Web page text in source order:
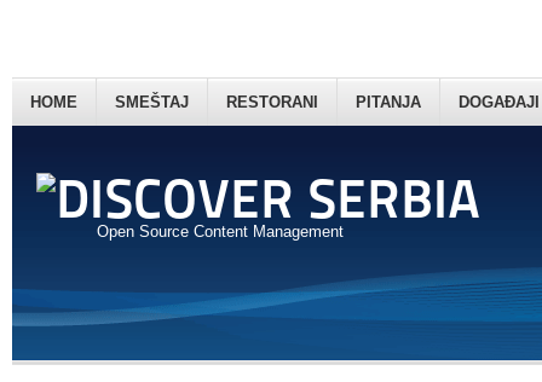
Open Source Content Management
HOME SMEŠTAJ RESTORANI PITANJA DOGAĐAJI